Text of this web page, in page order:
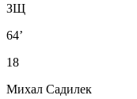
ЗЩ
64’
18
Михал Садилек